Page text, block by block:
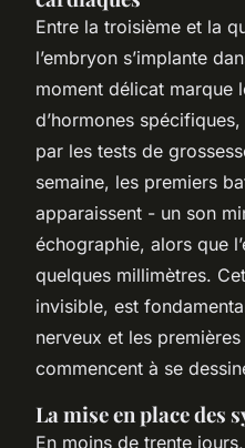
Entre la troisième et la
l’embryon s’implante
moment délicat marque
d’hormones
par les tests de
semaine, les premiers
apparaissent - un son
échographie, alors que
quelques millimètres.
invisible, est
nerveux et les
commencent à se
La mise en place des
En moins de trente